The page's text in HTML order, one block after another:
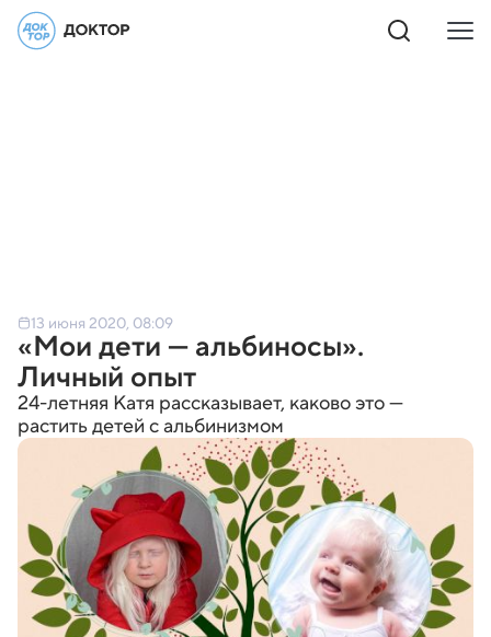
13 июня 2020, 08:09
«Мои дети — альбиносы».
Личный опыт
24-летняя Катя рассказывает, каково это —
растить детей с альбинизмом